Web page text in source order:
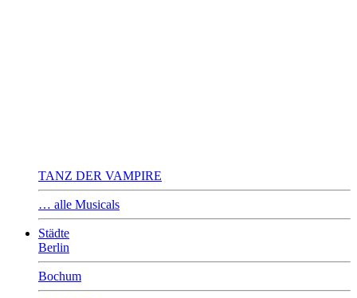
TANZ DER VAMPIRE
… alle Musicals
Städte
Berlin
Bochum